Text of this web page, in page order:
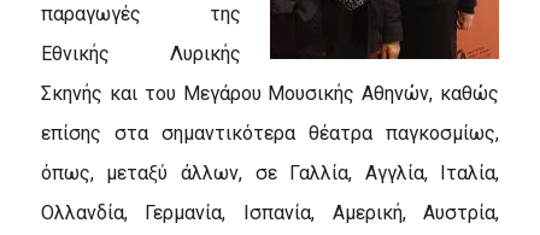
παραγωγές της
Εθνικής Λυρικής
Σκηνής και του Μεγάρου Μουσικής Αθηνών, καθώς
επίσης στα σημαντικότερα θέατρα παγκοσμίως,
όπως, μεταξύ άλλων, σε Γαλλία, Αγγλία, Ιταλία,
Ολλανδία, Γερμανία, Ισπανία, Αμερική, Αυστρία,